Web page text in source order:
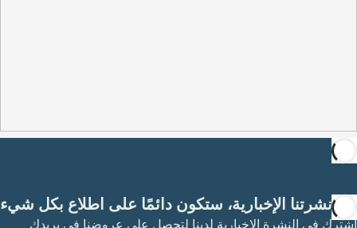
مع نشرتنا الإخبارية، ستكون دائمًا على اطلاع بكل شيء
اشترك في النشرة الإخبارية لدينا لتحصل على عروضنا في بريدك